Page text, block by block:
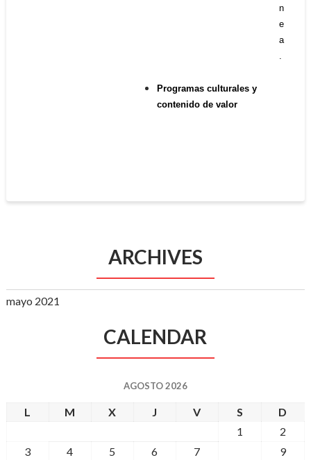
n
e
a
Programas culturales y
contenido de valor
ARCHIVES
mayo 2021
CALENDAR
AGOSTO 2026
L M X J V S
D
1
2
3
4 5 6 7
9